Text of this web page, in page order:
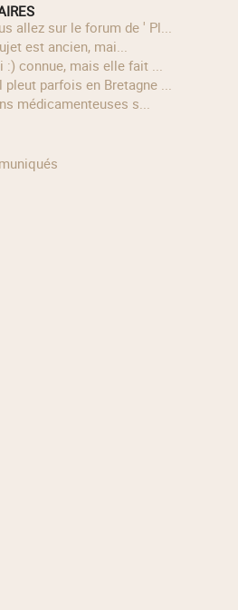
allez sur le forum de ' Pl...
est ancien, mai...
connue, mais elle fait ...
pleut parfois en Bretagne ...
médicamenteuses s...